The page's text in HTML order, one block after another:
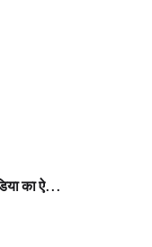
का ऐ...